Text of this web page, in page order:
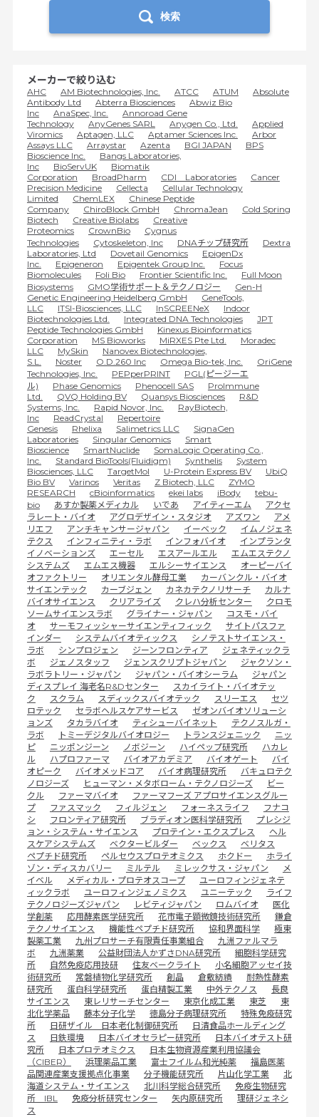
検索
メーカーで絞り込む
AHC AM Biotechnologies, Inc. ATCC ATUM
Absolute
Antibody Ltd
Abterra Biosciences
Abwiz Bio
Inc
AnaSpec, Inc.
Annoroad Gene
Technology
AnyGenes SARL Anygen Co., Ltd.
Applied
Viromics
Aptagen, LLC Aptamer Sciences Inc.
Arbor
Assays LLC
Arraystar Azenta BGI JAPAN
BPS
Bioscience Inc.
Bangs Laboratories,
Inc
BioServUK
Biomatik
Corporation
BroadPharm CDI Laboratories
Cancer
Precision Medicine
Cellecta
Cellular Technology
Limited
ChemLEX
Chinese Peptide
Company
ChiroBlock GmbH ChromaJean
Cold Spring
Biotech
Creative Biolabs
Creative
Proteomics
CrownBio
Cygnus
Technologies
Cytoskeleton, Inc DNAチップ研究所
Dextra
Laboratories, Ltd
Dovetail Genomics
EpigenDx
Inc.
Epigeneron Epigentek Group Inc.
Focus
Biomolecules
Foli Bio Frontier Scientific Inc.
Full Moon
Biosystems
GMO学術サポート＆テクノロジー
Gen-H
Genetic Engineering Heidelberg GmbH
GeneTools,
LLC
ITSI-Biosciences, LLC InSCREENeX
Indoor
Biotechnologies Ltd.
Integrated DNA Technologies
JPT
Peptide Technologies GmbH
Kinexus Bioinformatics
Corporation
MS Bioworks MiRXES Pte Ltd.
Moradec
LLC
MySkin
Nanovex Biotechnologies,
S.L.
Noster O.D.260 Inc Omega Bio-tek, Inc.
OriGene
Technologies, Inc.
PEPperPRINT
PGL(ピージーエ
ル)
Phase Genomics Phenocell SAS
ProImmune
Ltd.
QVQ Holding BV Quansys Biosciences
R&D
Systems, Inc.
Rapid Novor, Inc.
RayBiotech,
Inc
ReadCrystal
Repertoire
Genesis
Rhelixa Salimetrics LLC
SignaGen
Laboratories
Singular Genomics
Smart
Bioscience
SmartNuclide
SomaLogic Operating Co.,
Inc.
Standard BioTools(Fluidigm) Synthelis
System
Biosciences, LLC
TargetMol U-Protein Express BV
UbiQ
Bio BV
Varinos Veritas Z Biotech, LLC
ZYMO
RESEARCH
cBioinformatics ekei labs iBody
tebu-
bio
あすか製薬メディカル いであ アイティーエム
アクセ
ラレート・バイオ
アグロデザイン・スタジオ アズワン
アメ
リエフ
アンチキャンサージャパン イーベック
イムノジェネ
テクス
インフィニティ・ラボ インフォバイオ
インプランタ
イノベーションズ
エーセル エスアールエル
エムエステクノ
システムズ
エムエス機器 エルシーサイエンス
オーピーバイ
オファクトリー
オリエンタル酵母工業
カーバンクル・バイオ
サイエンテック
カーブジェン カネカテクノリサーチ
カルナ
バイオサイエンス
クリアライズ クレハ分析センター
クロモ
ソームサイエンスラボ
グライナー・ジャパン
コスモ・バイ
オ
サーモフィッシャーサイエンティフィック
サイトパスファ
インダー
システムバイオティックス
シノテストサイエンス・
ラボ
シンプロジェン ジーンフロンティア
ジェネティックラ
ボ
ジェノスタッフ ジェンスクリプトジャパン
ジャクソン・
ラボラトリー・ジャパン
ジャパン・バイオシーラム
ジャパン
ディスプレイ 海老名R&Dセンター
スカイライト・バイオテッ
ク
スクラム スディックスバイオテック スリーエス
セツ
ロテック
セラボヘルスケアサービス
ゼオンバイオソリューシ
ョンズ
タカラバイオ ティシューバイネット
テクノスルガ・
ラボ
トミーデジタルバイオロジー トランスジェニック
ニッ
ピ
ニッポンジーン ノボジーン ハイペップ研究所
ハカレ
ル
ハプロファーマ バイオアカデミア バイオゲート
バイ
オピーク
バイオメッドコア バイオ病理研究所
バキュロテク
ノロジーズ
ヒューマン・メタボローム・テクノロジーズ
ビー
クル
ファーマバイオ
ファーマフーズ アプロサイエンスグルー
プ
ファスマック フィルジェン フォーネスライフ
フナコ
シ
フロンティア研究所 ブラディオン医科学研究所
プレシジ
ョン・システム・サイエンス
プロテイン・エクスプレス
ヘル
スケアシステムズ
ベクタービルダー ベックス
ベリタス
ペプチド研究所
ペルセウスプロテオミクス ホクドー
ホライ
ゾン・ディスカバリー
ミルテル ミレックサス・ジャパン
メ
イベル
メディカル・プロテオスコープ
ユーロフィンジェネテ
ィックラボ
ユーロフィンジェノミクス ユニーテック
ライフ
テクノロジーズジャパン
レビティジャパン ロムバイオ
医化
学創薬
応用酵素医学研究所 花市電子顕微鏡技術研究所
鎌倉
テクノサイエンス
機能性ペプチド研究所 協和界面科学
極東
製薬工業
九州プロサーチ有限責任事業組合
九洲ファルマラ
ボ
九洲薬業 公益財団法人かずさDNA研究所
細胞科学研究
所
自然免疫応用技研 住友ベークライト
小名細胞アッセイ技
術研究所
常磐植物化学研究所 創晶 倉敷紡績
耐熱性酵素
研究所
蛋白科学研究所 蛋白精製工業 中外テクノス
長良
サイエンス
東レリサーチセンター 東京化成工業 東芝
東
北化学薬品
藤本分子化学 徳島分子病理研究所
特殊免疫研究
所
日研ザイル 日本老化制御研究所
日清食品ホールディング
ス
日鉄環境 日本バイオセラピー研究所
日本バイオテスト研
究所
日本プロテオミクス
日本生物資源産業利用協議会
（CIBER）
浜理薬品工業 富士フイルム和光純薬
福島医薬
品関連産業支援拠点化事業
分子機能研究所 片山化学工業
北
海道システム・サイエンス
北川科学総合研究所
免疫生物研究
所 IBL
免疫分析研究センター 矢内原研究所
理研ジェネシ
ス